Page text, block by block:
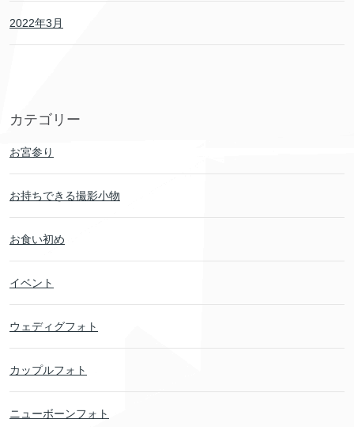
2022年3月
カテゴリー
お宮参り
お持ちできる撮影小物
お食い初め
イベント
ウェディグフォト
カップルフォト
ニューボーンフォト